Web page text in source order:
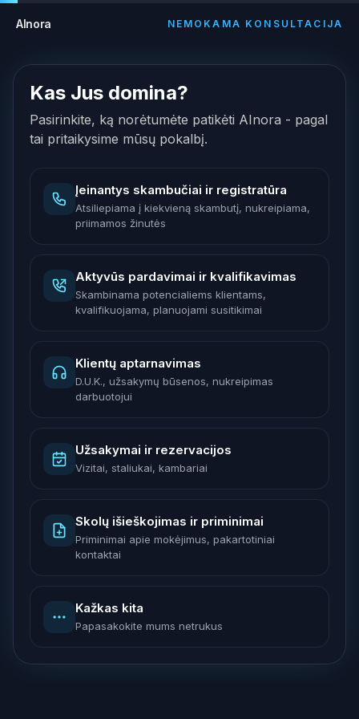
AInora NEMOKAMA KONSULTACIJA
Kas Jus domina?
Pasirinkite, ką norėtumėte patikėti AInora - pagal
tai pritaikysime mūsų pokalbį.
Įeinantys skambučiai ir registratūra
Atsiliepiama į kiekvieną skambutį, nukreipiama,
priimamos žinutės
Aktyvūs pardavimai ir kvalifikavimas
Skambinama potencialiems klientams,
kvalifikuojama, planuojami susitikimai
Klientų aptarnavimas
D.U.K., užsakymų būsenos, nukreipimas
darbuotojui
Užsakymai ir rezervacijos
Vizitai, staliukai, kambariai
Skolų išieškojimas ir priminimai
Priminimai apie mokėjimus, pakartotiniai
kontaktai
Kažkas kita
Papasakokite mums netrukus